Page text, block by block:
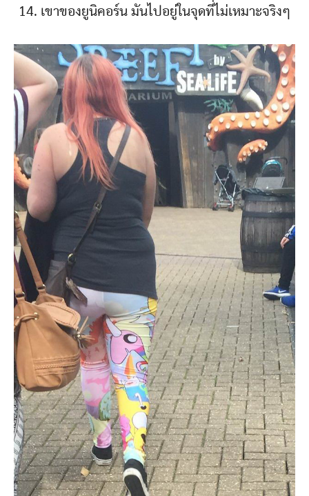
14. เขาของยูนิคอร์น มันไปอยู่ในจุดที่ไม่เหมาะจริงๆ